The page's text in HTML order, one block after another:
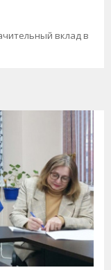
вклад в